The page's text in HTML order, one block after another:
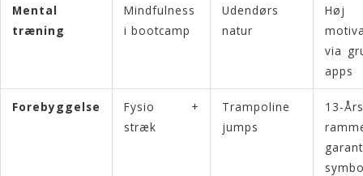
Mental
træning
Mindfulness
i bootcamp
Udendørs
natur
Høj
via
apps
Forebyggelse
Fysio +
stræk
Trampoline
jumps
13-Års